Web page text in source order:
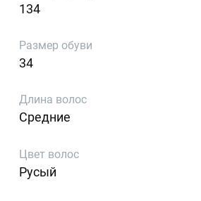
134
Размер обуви
34
Длина волос
Средние
Цвет волос
Русый